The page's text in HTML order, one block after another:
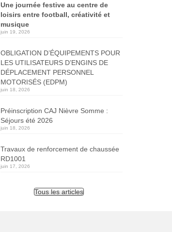
Une journée festive au centre de
loisirs entre football, créativité et
musique
juin 19, 2026
OBLIGATION D’ÉQUIPEMENTS POUR
LES UTILISATEURS D’ENGINS DE
DÉPLACEMENT PERSONNEL
MOTORISÉS (EDPM)
juin 18, 2026
Préinscription CAJ Nièvre Somme :
Séjours été 2026
juin 18, 2026
Travaux de renforcement de chaussée
RD1001
juin 17, 2026
Tous les articles